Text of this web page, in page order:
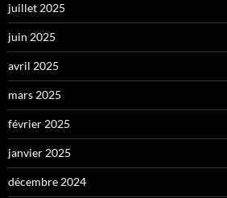
juillet 2025
juin 2025
avril 2025
mars 2025
février 2025
janvier 2025
décembre 2024